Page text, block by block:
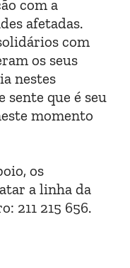
com a
afetadas.
com
os seus
nestes
sente que é seu
momento
os
a linha da
211 215 656.